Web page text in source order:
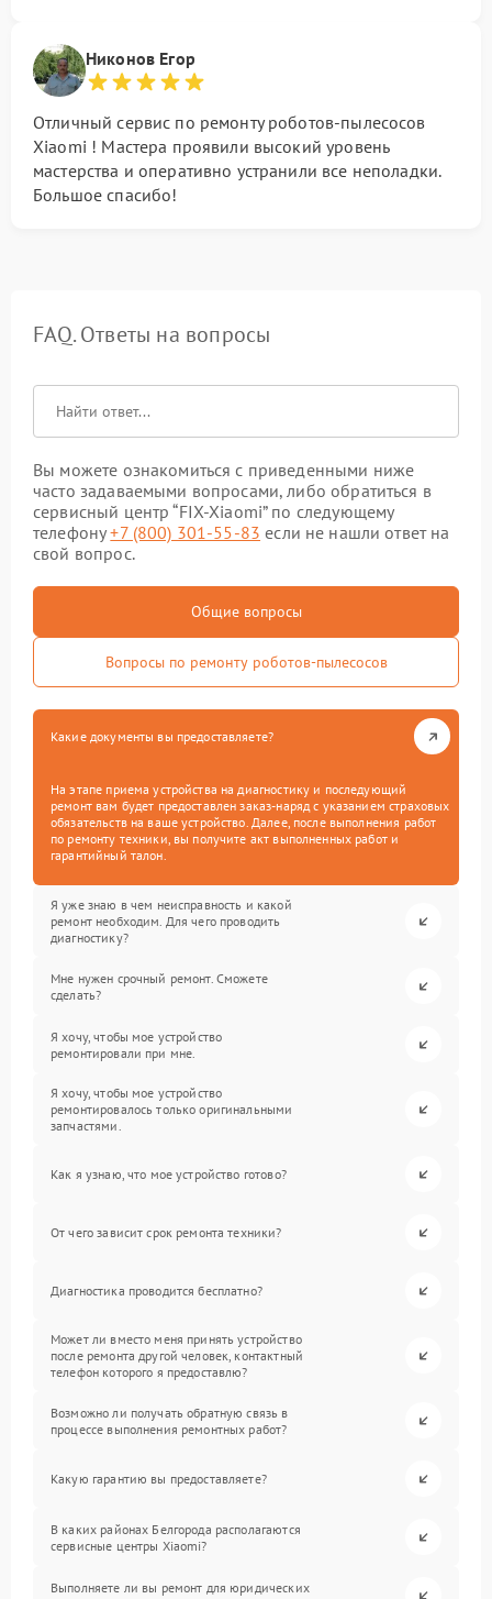
Никонов Егор
Отличный сервис по ремонту роботов-пылесосов
Xiaomi ! Мастера проявили высокий уровень
мастерства и оперативно устранили все неполадки.
Большое спасибо!
FAQ. Ответы на вопросы
Вы можете ознакомиться с приведенными ниже
часто задаваемыми вопросами, либо обратиться в
сервисный центр “FIX-Xiaomi” по следующему
телефону+7 (800) 301-55-83 если не нашли ответ на
свой вопрос.
Общие вопросы
Вопросы по ремонту роботов-пылесосов
Какие документы вы предоставляете?
На этапе приема устройства на диагностику и последующий
ремонт вам будет предоставлен заказ-наряд с указанием страховых
обязательств на ваше устройство. Далее, после выполнения работ
по ремонту техники, вы получите акт выполненных работ и
гарантийный талон.
Я уже знаю в чем неисправность и какой
ремонт необходим. Для чего проводить
диагностику?
Мне нужен срочный ремонт. Сможете
сделать?
Я хочу, чтобы мое устройство
ремонтировали при мне.
Я хочу, чтобы мое устройство
ремонтировалось только оригинальными
запчастями.
Как я узнаю, что мое устройство готово?
От чего зависит срок ремонта техники?
Диагностика проводится бесплатно?
Может ли вместо меня принять устройство
после ремонта другой человек, контактный
телефон которого я предоставлю?
Возможно ли получать обратную связь в
процессе выполнения ремонтных работ?
Какую гарантию вы предоставляете?
В каких районах Белгорода располагаются
сервисные центры Xiaomi?
Выполняете ли вы ремонт для юридических